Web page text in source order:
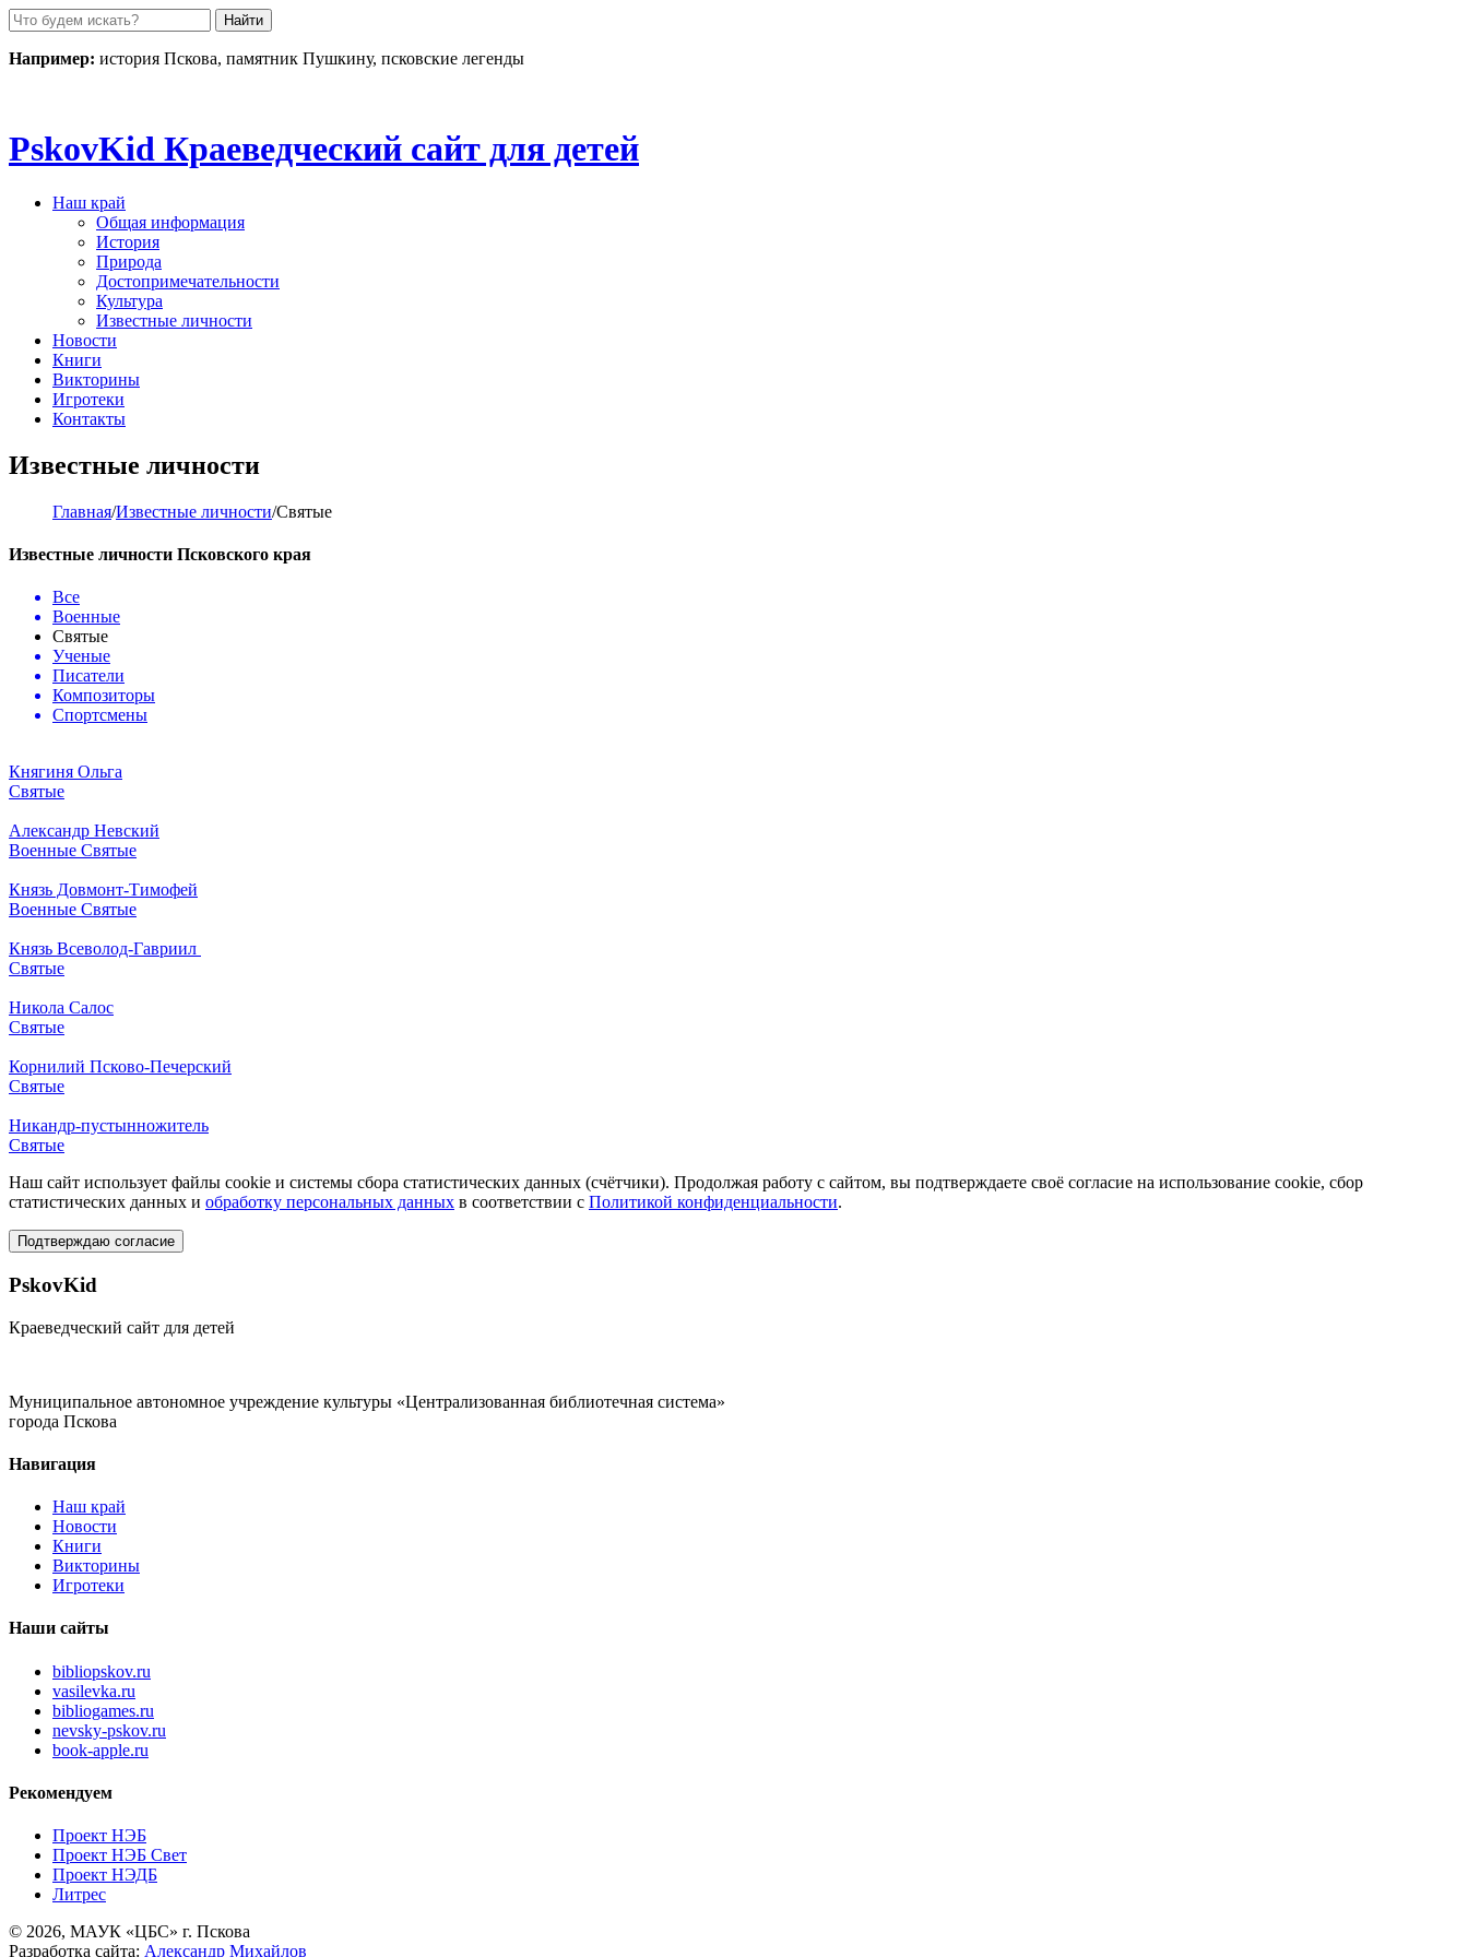
Пролистать
до
контента
Например: история Пскова, памятник Пушкину, псковские легенды
PskovKid Краеведческий сайт для детей
Наш край
Общая информация
История
Природа
Достопримечательности
Культура
Известные личности
Новости
Книги
Викторины
Игротеки
Контакты
Известные личности
Главная/Известные личности/Святые
Известные личности Псковского края
Все
Военные
Святые
Ученые
Писатели
Композиторы
Спортсмены
Княгиня Ольга
Святые
Александр Невский
Военные Святые
Князь Довмонт-Тимофей
Военные Святые
Князь Всеволод-Гавриил
Святые
Никола Салос
Святые
Корнилий Псково-Печерский
Святые
Никандр-пустынножитель
Святые
Наш сайт использует файлы cookie и системы сбора статистических данных (счётчики). Продолжая работу с сайтом, вы подтверждаете своё согласие на использование cookie, сбор
статистических данных и обработку персональных данных в соответствии с Политикой конфиденциальности.
Подтверждаю согласие
PskovKid
Краеведческий сайт для детей
Муниципальное автономное учреждение культуры «Централизованная библиотечная система»
города Пскова
Навигация
Наш край
Новости
Книги
Викторины
Игротеки
Наши сайты
bibliopskov.ru
vasilevka.ru
bibliogames.ru
nevsky-pskov.ru
book-apple.ru
Рекомендуем
Проект НЭБ
Проект НЭБ Свет
Проект НЭДБ
Литрес
© 2026, МАУК «ЦБС» г. Пскова
Разработка сайта: Александр Михайлов